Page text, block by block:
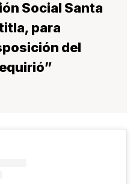
Social Santa
, para
del